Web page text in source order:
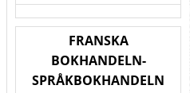
FRANSKA
BOKHANDELN-
SPRÅKBOKHANDELN